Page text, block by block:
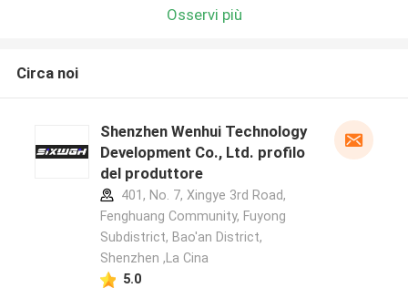
Osservi più
Circa noi
Shenzhen Wenhui Technology
Development Co., Ltd. profilo
del produttore
401, No. 7, Xingye 3rd Road,
Fenghuang Community, Fuyong
Subdistrict, Bao'an District,
Shenzhen ,La Cina
5.0